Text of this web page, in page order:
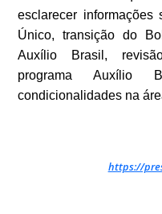
esclarecer informações
Único, transição do
Auxílio Brasil,
programa Auxílio
condicionalidades na
https://